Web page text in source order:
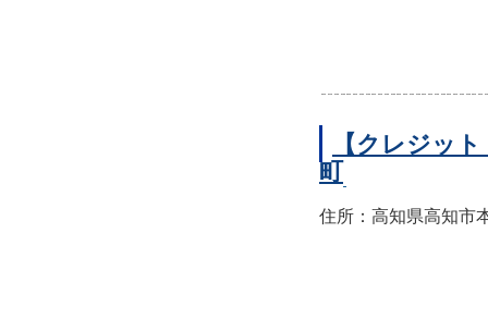
【クレジッ
町
住所：高知県高知市